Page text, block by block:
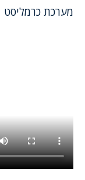
מערכת כרמליסט